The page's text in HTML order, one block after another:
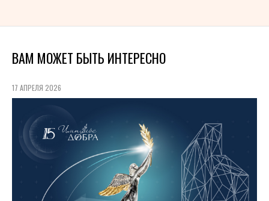
ВАМ МОЖЕТ БЫТЬ ИНТЕРЕСНО
17 АПРЕЛЯ 2026